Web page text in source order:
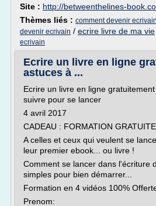
Site : http://betweenthelines-
Thèmes liés : comment devenir
devenir ecrivain / ecrire livre de ma vie
ecrivain
Ecrire un livre en ligne
astuces à ...
Ecrire un livre en ligne
suivre pour se lancer
4 avril 2017
CADEAU : FORMATION
A celles et ceux qui veulent se
leur premier ebook... ou livre !
Comment se lancer dans l'écriture
simples pour bien démarrer...
Formation en 4 vidéos 100%
Prenom: